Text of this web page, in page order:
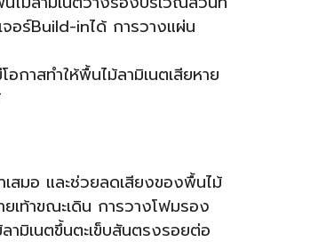
จอร์Build-inได้ การวางแผ่น
กาสทำให้พื้นไม้ลามิเนตเสียหาย
สมอ และช่วยลดเสียงของพื้นไม้
เท้าขณะเดิน การวางโฟมรอง
มิเนตขึ้นตะเข็บสันตรงรอยต่อ